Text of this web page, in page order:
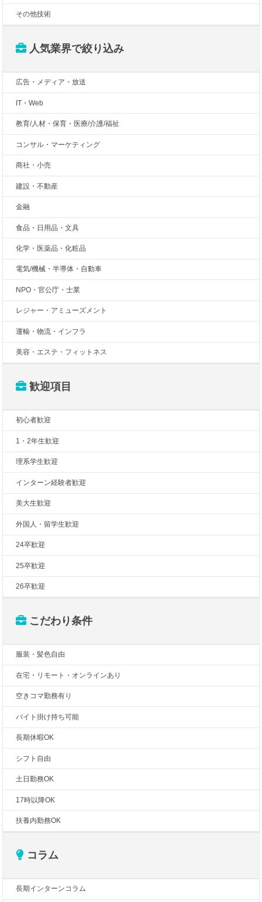
その他技術
人気業界で絞り込み
広告・メディア・放送
IT・Web
教育/人材・保育・医療/介護/福祉
コンサル・マーケティング
商社・小売
建設・不動産
金融
食品・日用品・文具
化学・医薬品・化粧品
電気/機械・半導体・自動車
NPO・官公庁・士業
レジャー・アミューズメント
運輸・物流・インフラ
美容・エステ・フィットネス
歓迎項目
初心者歓迎
1・2年生歓迎
理系学生歓迎
インターン経験者歓迎
美大生歓迎
外国人・留学生歓迎
24卒歓迎
25卒歓迎
26卒歓迎
こだわり条件
服装・髪色自由
在宅・リモート・オンラインあり
空きコマ勤務有り
バイト掛け持ち可能
長期休暇OK
シフト自由
土日勤務OK
17時以降OK
扶養内勤務OK
コラム
長期インターンコラム